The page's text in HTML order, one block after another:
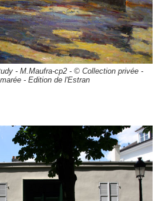
- M.Maufra-cp2 - © Collection privée -
- Edition de l'Estran